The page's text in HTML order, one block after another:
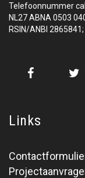
Telefoonnummer
NL27 ABNA 0503
RSIN/ANBI
Links